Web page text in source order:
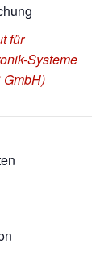
für
Systeme
GmbH)